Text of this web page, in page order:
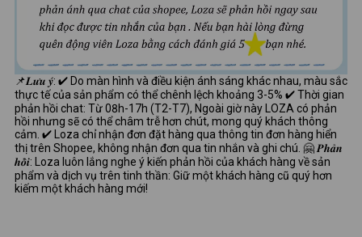
📌𝑳𝒖̛𝒖 𝒚́: ✔ Do màn hình và điều kiện ánh sáng khác nhau, màu sắc
thực tế của sản phẩm có thể chênh lệch khoảng 3-5% ✔ Thời gian
phản hồi chat: Từ 08h-17h (T2-T7), Ngoài giờ này LOZA có phản
hồi nhưng sẽ có thể châm trễ hơn chút, mong quý khách thông
cảm. ✔ Loza chỉ nhận đơn đặt hàng qua thông tin đơn hàng hiển
thị trên Shopee, không nhận đơn qua tin nhắn và ghi chú. 🤗 𝑷𝒉𝒂̉𝒏
𝒉𝒐̂̀𝒊: Loza luôn lắng nghe ý kiến phản hồi của khách hàng về sản
phẩm và dịch vụ trên tinh thần: Giữ một khách hàng cũ quý hơn
kiếm một khách hàng mới!